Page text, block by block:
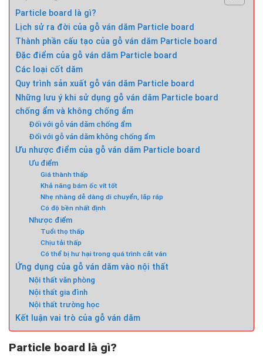
Particle board là gì?
Lịch sử ra đời của gỗ ván dăm Particle board
Thành phần cấu tạo của gỗ ván dăm Particle board
Đặc điểm của gỗ ván dăm Particle board
Các loại cốt dăm
Quy trình sản xuất gỗ ván dăm Particle board
Những lưu ý khi sử dụng gỗ ván dăm Particle board
chống ẩm và không chống ẩm
Đối với gỗ ván dăm chống ẩm
Đối với gỗ ván dăm không chống ẩm
Ưu nhược điểm của gỗ ván dăm Particle board
Ưu điểm
Giá thành thấp
Khả năng bám ốc vít tốt
Nhẹ nhàng dễ dàng di chuyển, lắp ráp
Có độ bền nhất định
Nhược điểm
Tuổi thọ thấp
Chịu tải thấp
Có thể bị hư hại trong quá trình cắt ván
Ứng dụng của gỗ ván dăm vào nội thất
Nội thất văn phòng
Nội thất gia đình
Nội thất trường học
Kết luận vai trò của gỗ ván dăm
Particle board là gì?